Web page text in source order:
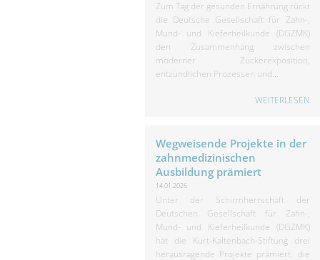
Zum Tag der gesunden Ernährung rückt
die Deutsche Gesellschaft für Zahn-,
Mund- und Kieferheilkunde (DGZMK)
den Zusammenhang zwischen
moderner Zuckerexposition,
entzündlichen Prozessen und...
WEITERLESEN
Wegweisende Projekte in der
zahnmedizinischen
Ausbildung prämiert
14.01.2026
Unter der Schirmherrschaft der
Deutschen Gesellschaft für Zahn-,
Mund- und Kieferheilkunde (DGZMK)
hat die Kurt-Kaltenbach-Stiftung drei
herausragende Projekte prämiert, die